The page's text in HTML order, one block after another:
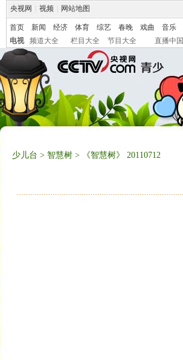
央视网 视频 网站地图
首页 新闻 经济 体育 综艺 春晚 戏曲 音乐
电视
频道大全 栏目大全 节目大全 直播中国
少儿台 > 智慧树 > 《智慧树》 20110712